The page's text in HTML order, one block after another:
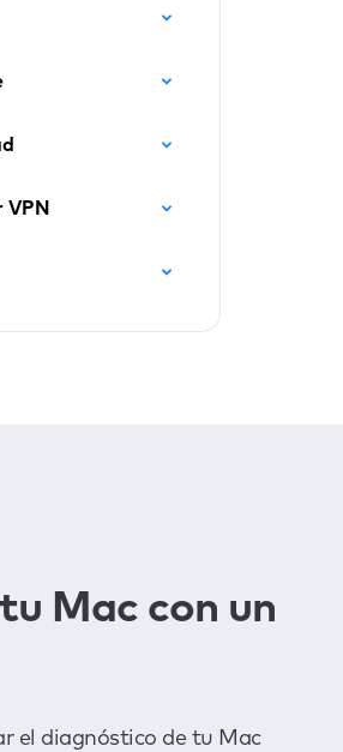
tu Mac con un
el diagnóstico de tu Mac